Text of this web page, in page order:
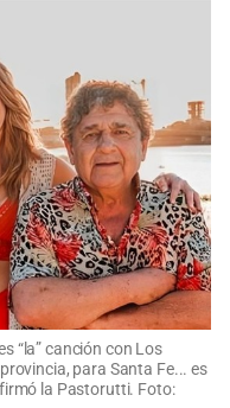
“la” canción con Los
para Santa Fe... es
la Pastorutti. Foto: